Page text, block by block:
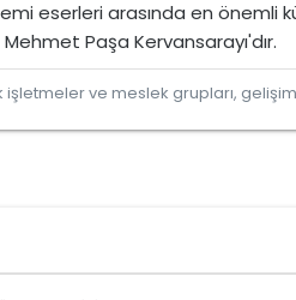
eserleri arasında en önemli
Mehmet Paşa Kervansarayı'dır.
işletmeler ve meslek grupları,